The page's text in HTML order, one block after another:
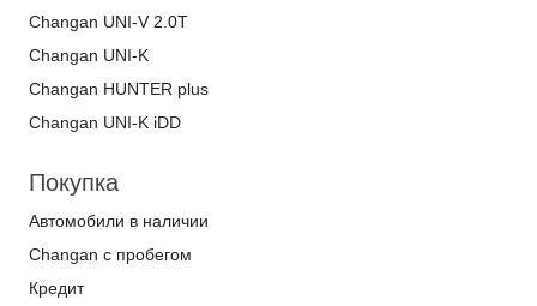
Changan UNI-V 2.0T
Changan UNI-K
Changan HUNTER plus
Changan UNI-K iDD
Покупка
Автомобили в наличии
Changan с пробегом
Кредит